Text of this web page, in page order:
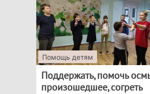
Помощь детям
Поддержать, помочь
произошедшее, согреть